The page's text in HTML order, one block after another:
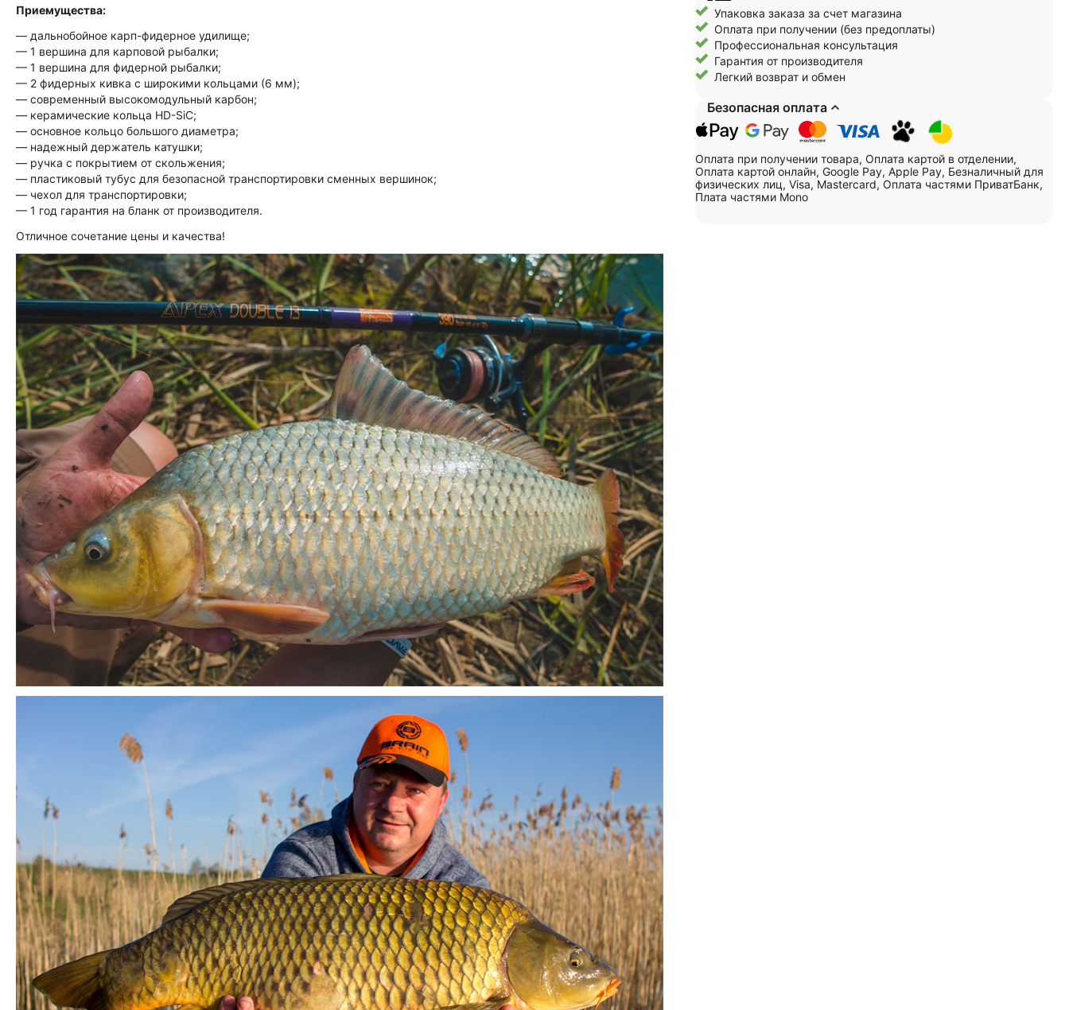
Упаковка заказа за счет магазина
Оплата при получении (без предоплаты)
Профессиональная консультация
Гарантия от производителя
Легкий возврат и обмен
Безопасная оплата
Оплата при получении товара, Оплата картой в отделении,
Оплата картой онлайн, Google Pay, Apple Pay, Безналичный для
физических лиц, Visa, Mastercard, Оплата частями ПриватБанк,
Плата частями Mono
Приемущества:
— дальнобойное карп-фидерное удилище;
— 1 вершина для карповой рыбалки;
— 1 вершина для фидерной рыбалки;
— 2 фидерных кивка с широкими кольцами (6 мм);
— современный высокомодульный карбон;
— керамические кольца HD-SiC;
— основное кольцо большого диаметра;
— надежный держатель катушки;
— ручка с покрытием от скольжения;
— пластиковый тубус для безопасной транспортировки сменных вершинок;
— чехол для транспортировки;
— 1 год гарантия на бланк от производителя.
Отличное сочетание цены и качества!